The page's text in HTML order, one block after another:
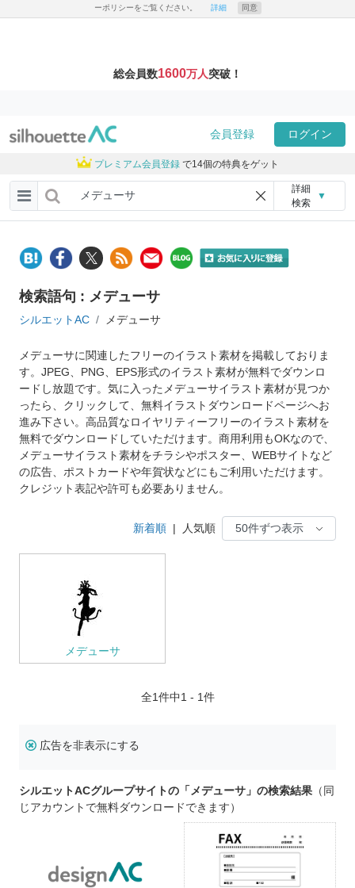
ーポリシーをご覧ください。 詳細 同意
総会員数1600万人突破！
会員登録 ログイン
プレミアム会員登録 で14個の特典をゲット
詳細
検索
▼
検索語句 : メデューサ
シルエットAC メデューサ
メデューサに関連したフリーのイラスト素材を掲載しておりま
す。JPEG、PNG、EPS形式のイラスト素材が無料でダウンロ
ードし放題です。気に入ったメデューサイラスト素材が見つか
ったら、クリックして、無料イラストダウンロードページへお
進み下さい。高品質なロイヤリティーフリーのイラスト素材を
無料でダウンロードしていただけます。商用利用もOKなので、
メデューサイラスト素材をチラシやポスター、WEBサイトなど
の広告、ポストカードや年賀状などにもご利用いただけます。
クレジット表記や許可も必要ありません。
新着順 | 人気順
メデューサ
全1件中1 - 1件
広告を非表示にする
シルエットACグループサイトの「メデューサ」の検索結果 （同
じアカウントで無料ダウンロードできます）